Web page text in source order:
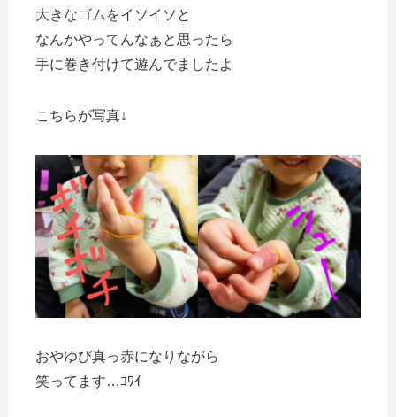
大きなゴムをイソイソと
なんかやってんなぁと思ったら
手に巻き付けて遊んでましたよ
こちらが写真↓
おやゆび真っ赤になりながら
笑ってます…ｺﾜｲ